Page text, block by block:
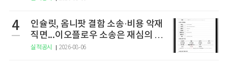
4
인슐릿, 옴니팟 결함 소송·비용 악재
직면...이오플로우 소송은 재심의 청
구
실적공시 2026-08-06